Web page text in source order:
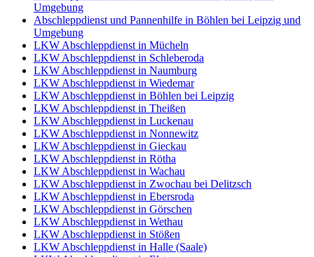
Umgebung
Abschleppdienst und Pannenhilfe in Böhlen bei Leipzig und
Umgebung
LKW Abschleppdienst in Mücheln
LKW Abschleppdienst in Schleberoda
LKW Abschleppdienst in Naumburg
LKW Abschleppdienst in Wiedemar
LKW Abschleppdienst in Böhlen bei Leipzig
LKW Abschleppdienst in Theißen
LKW Abschleppdienst in Luckenau
LKW Abschleppdienst in Nonnewitz
LKW Abschleppdienst in Gieckau
LKW Abschleppdienst in Rötha
LKW Abschleppdienst in Wachau
LKW Abschleppdienst in Zwochau bei Delitzsch
LKW Abschleppdienst in Ebersroda
LKW Abschleppdienst in Görschen
LKW Abschleppdienst in Wethau
LKW Abschleppdienst in Stößen
LKW Abschleppdienst in Halle (Saale)